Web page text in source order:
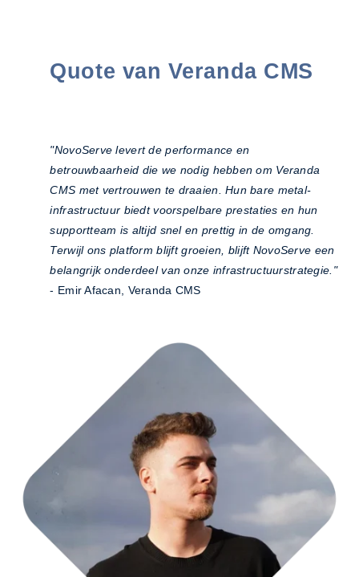
Quote van Veranda CMS
"NovoServe levert de performance en
betrouwbaarheid die we nodig hebben om Veranda
CMS met vertrouwen te draaien. Hun bare metal-
infrastructuur biedt voorspelbare prestaties en hun
supportteam is altijd snel en prettig in de omgang.
Terwijl ons platform blijft groeien, blijft NovoServe een
belangrijk onderdeel van onze infrastructuurstrategie."
- Emir Afacan, Veranda CMS